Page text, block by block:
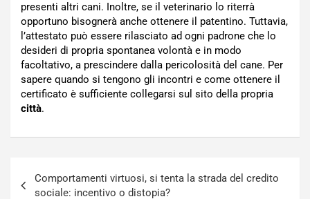
presenti altri cani. Inoltre, se il veterinario lo riterrà
opportuno bisognerà anche ottenere il patentino. Tuttavia,
l’attestato può essere rilasciato ad ogni padrone che lo
desideri di propria spontanea volontà e in modo
facoltativo, a prescindere dalla pericolosità del cane. Per
sapere quando si tengono gli incontri e come ottenere il
certificato è sufficiente collegarsi sul sito della propria
città.
articoli
Comportamenti virtuosi, si tenta la strada del credito
sociale: incentivo o distopia?